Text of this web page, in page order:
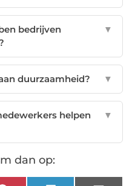
bedrijven
▼
duurzaamheid? ▼
helpen
▼
dan op: